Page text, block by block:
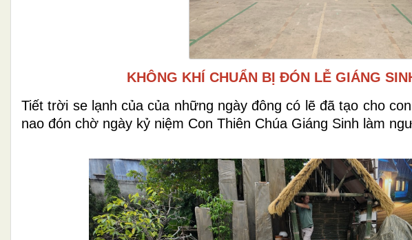
KHÔNG KHÍ CHUẨN BỊ ĐÓN LỄ GIÁNG
Tiết trời se lạnh của của những ngày đông có lẽ đã tạo cho
nao đón chờ ngày kỷ niệm Con Thiên Chúa Giáng Sinh làm